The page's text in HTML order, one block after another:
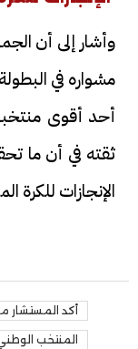
وأشار إلى أن
مشواره في
أحد أقوى
ثقته في أن ما
الإنجازات للكرة
أكد المستشار
المنتخب